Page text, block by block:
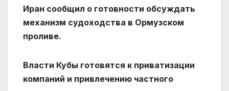
Иран сообщил о готовности обсуждать
механизм судоходства в Ормузском
проливе.
Власти Кубы готовятся к приватизации
компаний и привлечению частного